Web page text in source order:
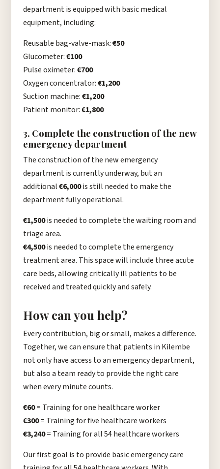
department is equipped with basic medical
equipment, including:
Reusable bag-valve-mask:€50
Glucometer:€100
Pulse oximeter:€700
Oxygen concentrator:€1,200
Suction machine:€1,200
Patient monitor:€1,800
3. Complete the construction of the new
emergency department
The construction of the new emergency
department is currently underway, but an
additional€6,000is still needed to make the
department fully operational.
€1,500is needed to complete the waiting room and
triage area.
€4,500is needed to complete the emergency
treatment area. This space will include three acute
care beds, allowing critically ill patients to be
received and treated quickly and safely.
How can you help?
Every contribution, big or small, makes a difference.
Together, we can ensure that patients in Kilembe
not only have access to an emergency department,
but also a team ready to provide the right care
when every minute counts.
€60= Training for one healthcare worker
€300= Training for five healthcare workers
€3,240= Training for all 54 healthcare workers
Our first goal is to provide basic emergency care